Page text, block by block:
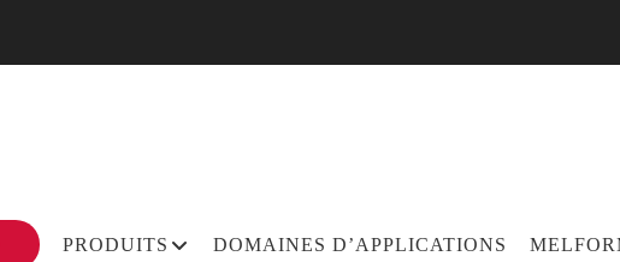
PRODUITS DOMAINES D’APPLICATIONS